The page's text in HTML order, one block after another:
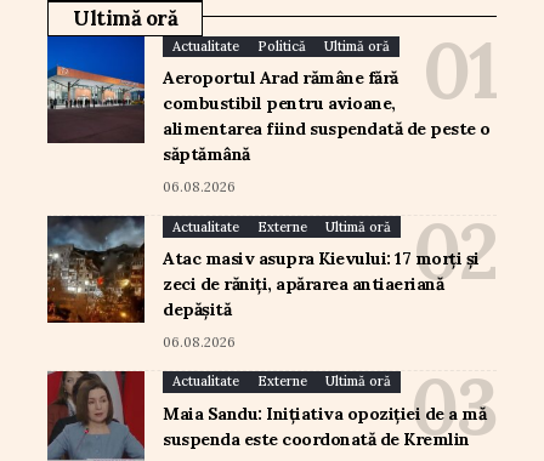
Ultimă oră
Actualitate Politică Ultimă oră
Aeroportul Arad rămâne fără
combustibil pentru avioane,
alimentarea fiind suspendată de peste o
săptămână
06.08.2026
Actualitate Externe Ultimă oră
Atac masiv asupra Kievului: 17 morți și
zeci de răniți, apărarea antiaeriană
depășită
06.08.2026
Actualitate Externe Ultimă oră
Maia Sandu: Inițiativa opoziției de a mă
suspenda este coordonată de Kremlin